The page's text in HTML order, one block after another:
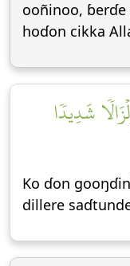
ooñinoo,
hoɗon cikka
شَدِيدٗا
Ko ɗon
dillere